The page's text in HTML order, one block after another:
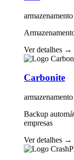
armazenamento
Ver detalhes →
Carbonite
armazenamento
Backup
empresas
Ver detalhes →